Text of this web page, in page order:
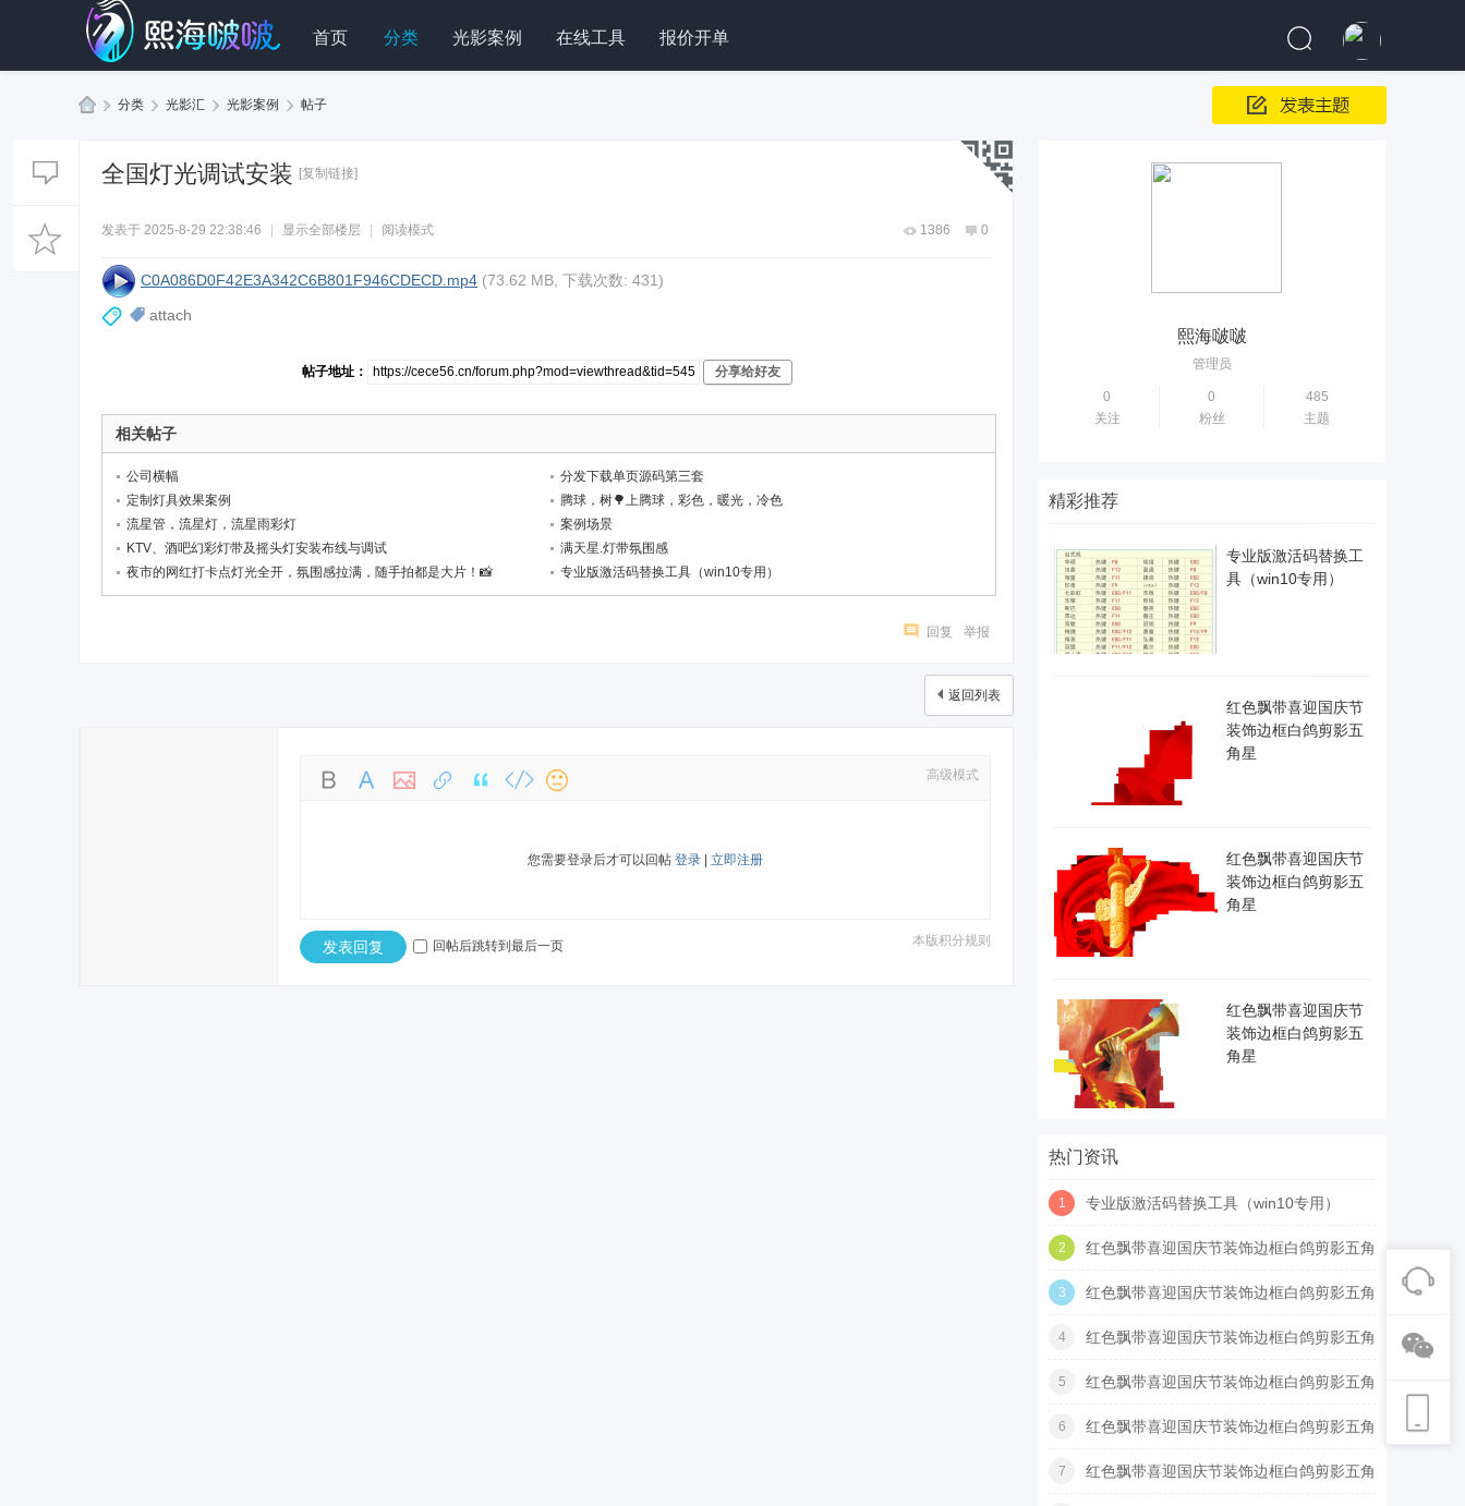
首页 分类 光影案例 在线工具 报价开单
» 分类 › 光影汇 › 光影案例 › 帖子
全国灯光调试安装 [复制链接]
1386 0
发表于 2025-8-29 22:38:46 显示全部楼层 阅读模式
C0A086D0F42E3A342C6B801F946CDECD.mp4 (73.62 MB, 下载次数: 431)
attach
帖子地址： 分享给好友
相关帖子
公司横幅
分发下载单页源码第三套
定制灯具效果案例
腾球，树🌳上腾球，彩色，暖光，冷色
流星管，流星灯，流星雨彩灯
案例场景
KTV、酒吧幻彩灯带及摇头灯安装布线与调试
满天星.灯带氛围感
夜市的网红打卡点灯光全开，氛围感拉满，随手拍都是大片！📸
专业版激活码替换工具（win10专用）
举报
回复
返回列表
高级模式
您需要登录后才可以回帖 登录 立即注册
本版积分规则
发表回复 回帖后跳转到最后一页
熙海啵啵
管理员
0
关注
0
粉丝
485
主题
精彩推荐
专业版激活码替换工
具（win10专用）
红色飘带喜迎国庆节
装饰边框白鸽剪影五
角星
红色飘带喜迎国庆节
装饰边框白鸽剪影五
角星
红色飘带喜迎国庆节
装饰边框白鸽剪影五
角星
热门资讯
1 专业版激活码替换工具（win10专用）
2 红色飘带喜迎国庆节装饰边框白鸽剪影五角
星
3 红色飘带喜迎国庆节装饰边框白鸽剪影五角
4 红色飘带喜迎国庆节装饰边框白鸽剪影五角
5 红色飘带喜迎国庆节装饰边框白鸽剪影五角
6 红色飘带喜迎国庆节装饰边框白鸽剪影五角
7 红色飘带喜迎国庆节装饰边框白鸽剪影五角